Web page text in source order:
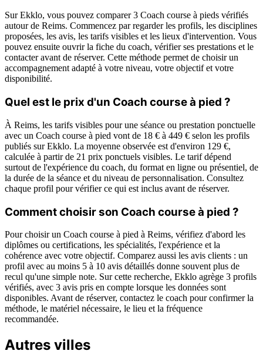
Sur Ekklo, vous pouvez comparer 3 Coach course à pieds vérifiés
autour de Reims. Commencez par regarder les profils, les disciplines
proposées, les avis, les tarifs visibles et les lieux d'intervention. Vous
pouvez ensuite ouvrir la fiche du coach, vérifier ses prestations et le
contacter avant de réserver. Cette méthode permet de choisir un
accompagnement adapté à votre niveau, votre objectif et votre
disponibilité.
Quel est le prix d'un Coach course à pied ?
À Reims, les tarifs visibles pour une séance ou prestation ponctuelle
avec un Coach course à pied vont de 18 € à 449 € selon les profils
publiés sur Ekklo. La moyenne observée est d'environ 129 €,
calculée à partir de 21 prix ponctuels visibles. Le tarif dépend
surtout de l'expérience du coach, du format en ligne ou présentiel, de
la durée de la séance et du niveau de personnalisation. Consultez
chaque profil pour vérifier ce qui est inclus avant de réserver.
Comment choisir son Coach course à pied ?
Pour choisir un Coach course à pied à Reims, vérifiez d'abord les
diplômes ou certifications, les spécialités, l'expérience et la
cohérence avec votre objectif. Comparez aussi les avis clients : un
profil avec au moins 5 à 10 avis détaillés donne souvent plus de
recul qu'une simple note. Sur cette recherche, Ekklo agrège 3 profils
vérifiés, avec 3 avis pris en compte lorsque les données sont
disponibles. Avant de réserver, contactez le coach pour confirmer la
méthode, le matériel nécessaire, le lieu et la fréquence
recommandée.
Autres villes